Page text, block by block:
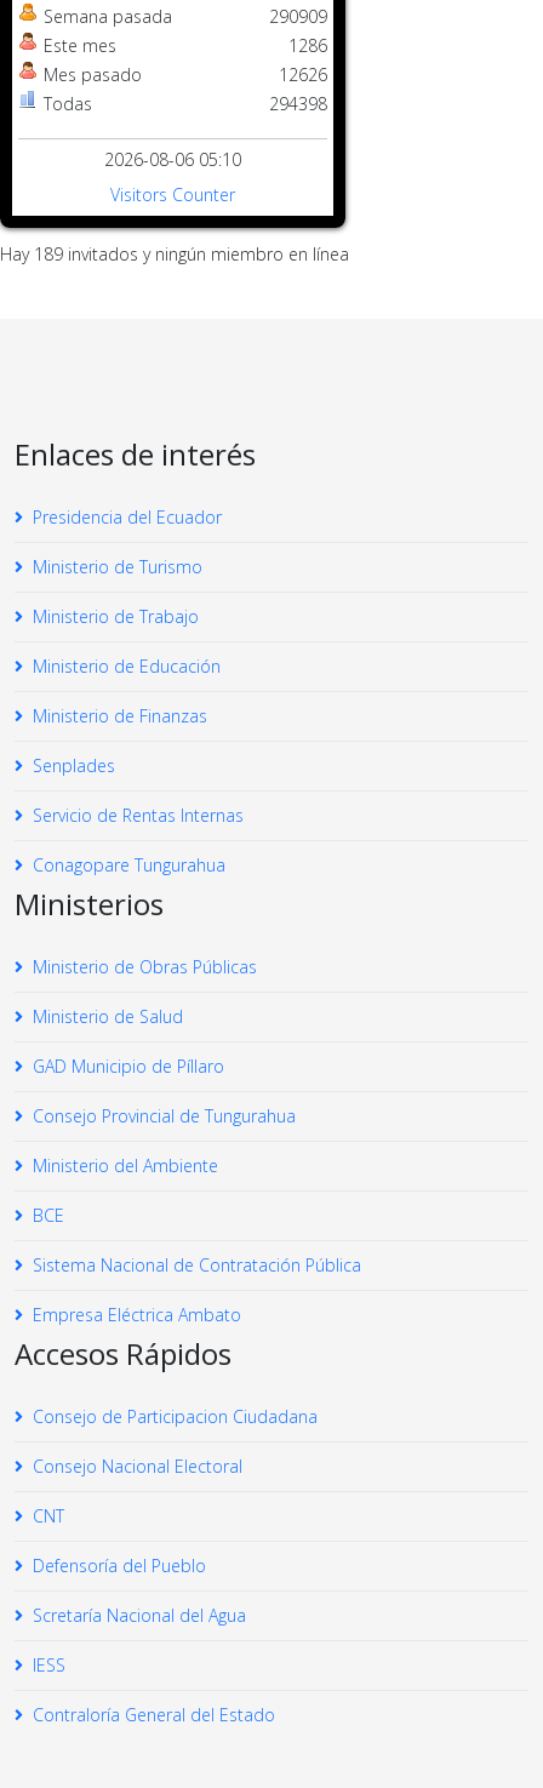
Semana pasada
Este mes
Mes pasado
Todas
290909
1286
12626
294398
2026-08-06 05:10
Visitors Counter
Hay 189 invitados y ningún miembro en línea
Enlaces de interés
Presidencia del Ecuador
Ministerio de Turismo
Ministerio de Trabajo
Ministerio de Educación
Ministerio de Finanzas
Senplades
Servicio de Rentas Internas
Conagopare Tungurahua
Ministerios
Ministerio de Obras Públicas
Ministerio de Salud
GAD Municipio de Píllaro
Consejo Provincial de Tungurahua
Ministerio del Ambiente
BCE
Sistema Nacional de Contratación Pública
Empresa Eléctrica Ambato
Accesos Rápidos
Consejo de Participacion Ciudadana
Consejo Nacional Electoral
CNT
Defensoría del Pueblo
Scretaría Nacional del Agua
IESS
Contraloría General del Estado